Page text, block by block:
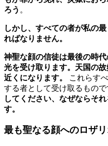
ろう 。
しかし、すべての者が私の最
ればなりません。
神聖な顔の信徒は最後の時
光を受け取ります。天国の
近くになります。
これらす
する者として受け取るもので
してください、なぜならそ
す。
最も聖なる顔へのロザ